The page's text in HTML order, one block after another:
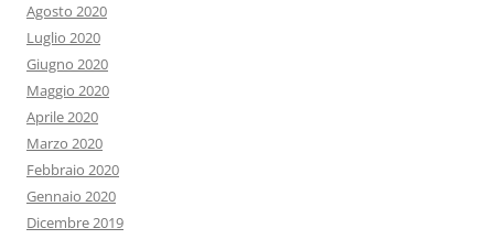
Agosto 2020
Luglio 2020
Giugno 2020
Maggio 2020
Aprile 2020
Marzo 2020
Febbraio 2020
Gennaio 2020
Dicembre 2019